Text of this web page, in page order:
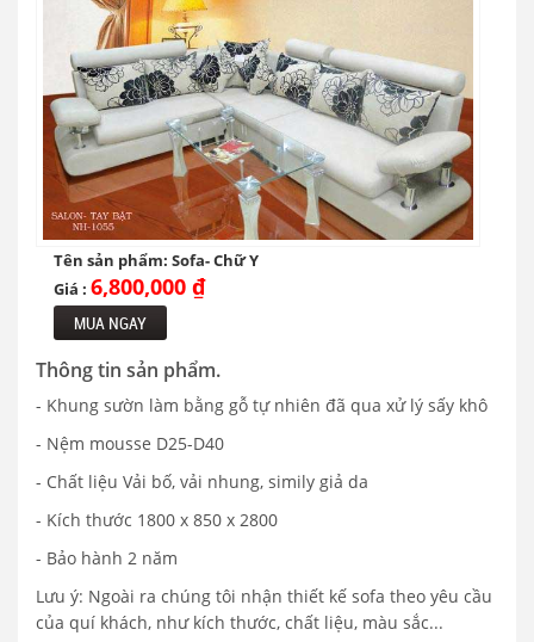
Tên sản phẩm: Sofa- Chữ Y
Giá : 6,800,000 ₫
MUA NGAY
Thông tin sản phẩm.
- Khung sườn làm bằng gỗ tự nhiên đã qua xử lý sấy khô
- Nệm mousse D25-D40
- Chất liệu Vải bố, vải nhung, simily giả da
- Kích thước 1800 x 850 x 2800
- Bảo hành 2 năm
Lưu ý: Ngoài ra chúng tôi nhận thiết kế sofa theo yêu cầu
của quí khách, như kích thước, chất liệu, màu sắc...